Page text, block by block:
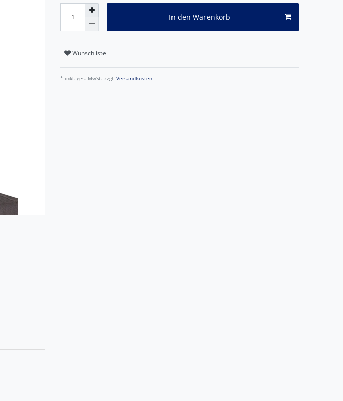
In den Warenkorb
Wunschliste
* inkl. ges. MwSt. zzgl. Versandkosten